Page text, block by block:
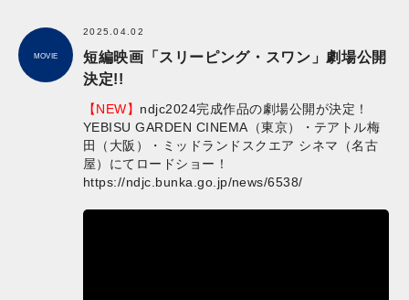
MOVIE
2025.04.02
短編映画「スリーピング・スワン」劇場公開
決定!!
【NEW】 ndjc2024完成作品の劇場公開が決定！
YEBISU GARDEN CINEMA（東京）・テアトル梅
田（大阪）・ミッドランドスクエア シネマ（名古
屋）にてロードショー！
https://ndjc.bunka.go.jp/news/6538/